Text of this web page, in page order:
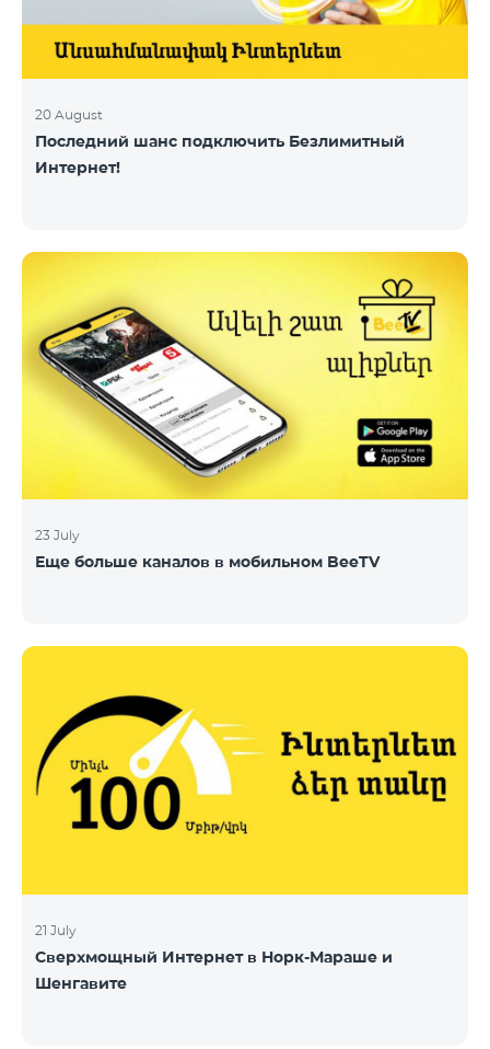
20 August
Последний шанс подключить Безлимитный
Интернет!
23 July
Еще больше каналов в мобильном BeeTV
21 July
Сверхмощный Интернет в Норк-Мараше и
Шенгавите